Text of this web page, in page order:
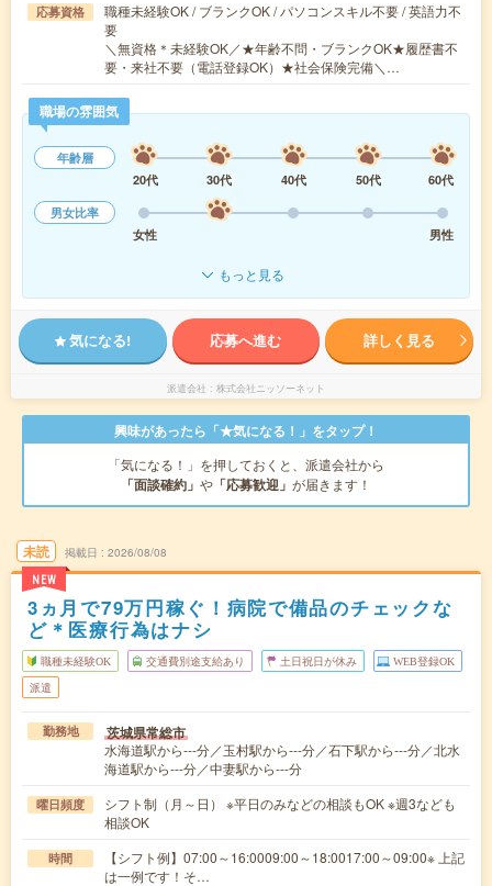
応募資格
職種未経験OK / ブランクOK / パソコンスキル不要 / 英語力不
要
＼無資格＊未経験OK／★年齢不問・ブランクOK★履歴書不
要・来社不要（電話登録OK）★社会保険完備＼…
職場の雰囲気
年齢層
20代
30代 40代 50代
60代
男女比率
女性
男性
もっと見る
気になる! 応募へ進む 詳しく見る
派遣会社 株式会社ニッソーネット
興味があったら「★気になる！」をタップ！
「気になる！」を押しておくと、派遣会社から
「面談確約」 や 「応募歓迎」 が届きます！
未読
NEW
掲載日 2026/08/08
3ヵ月で79万円稼ぐ！病院で備品のチェックな
ど＊医療行為はナシ
職種未経験OK 交通費別途支給あり 土日祝日が休み WEB登録OK
派遣
勤務地 茨城県常総市
水海道駅から---分／玉村駅から---分／石下駅から---分／北水
海道駅から---分／中妻駅から---分
曜日頻度
シフト制（月～日） ※平日のみなどの相談もOK ※週3なども
相談OK
時間
【シフト例】07:00～16:0009:00～18:0017:00～09:00※ 上記
は一例です！そ…